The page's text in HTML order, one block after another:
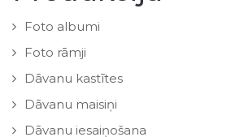
Foto albumi
Foto rāmji
Dāvanu kastītes
Dāvanu maisiņi
Dāvanu iesaiņošana